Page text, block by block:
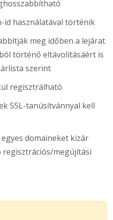
id használatával történik
meg időben a lejárat
történő eltávolításáért is
szerint
regisztrálható
SSL-tanúsítvánnyal kell
domaineket kizár
megújítási